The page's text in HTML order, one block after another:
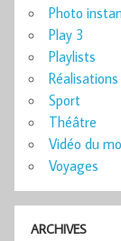
Photo
Play 3
Playlists
Sport
Théâtre
Vidéo du
Voyages
ARCHIVES